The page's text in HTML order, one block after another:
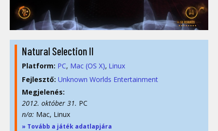
Natural Selection II
Platform: PC Mac (OS X) Linux
Fejlesztő: Unknown Worlds Entertainment
Megjelenés:
2012. október 31. PC
n/a: Mac, Linux
» Tovább a játék adatlapjára